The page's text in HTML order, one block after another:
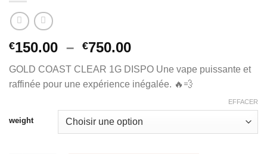
€150.00 – €750.00Plage
prix :
€150.00
€750.00
GOLD COAST CLEAR 1G DISPO Une vape puissante et
raffinée pour une expérience inégalée. 🔥💨
weight
EFFACER